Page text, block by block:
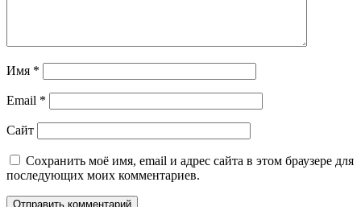
Имя *
Email *
Сайт
Сохранить моё имя, email и адрес сайта в этом браузере для
последующих моих комментариев.